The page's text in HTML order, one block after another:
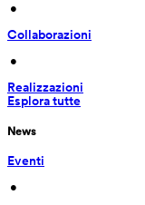
•
Collaborazioni
•
Realizzazioni
Esplora tutte
News
Eventi
•